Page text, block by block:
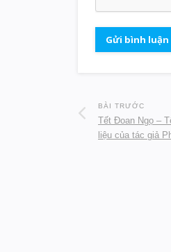
BÀI TRƯỚC
Tết Đoan Ngọ –
liệu của tác giả